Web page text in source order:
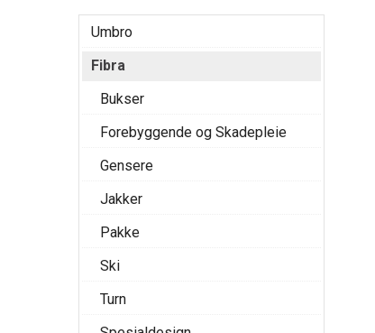
Umbro
Fibra
Bukser
Forebyggende og Skadepleie
Gensere
Jakker
Pakke
Ski
Turn